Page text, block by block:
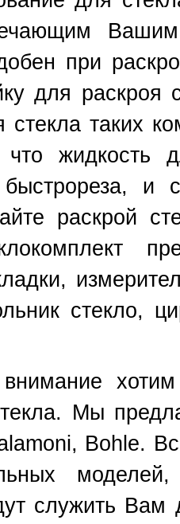
при
для раскроя
стекла таких
жидкость
быстрореза, и
раскрой
стекло,
хотим
Мы
Bohle.
служить Вам